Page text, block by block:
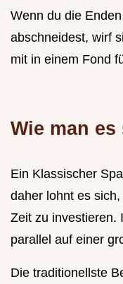
Wenn du die
abschneidest, wirf
mit in einem Fond
Wie man
Ein Klassischer
daher lohnt es
Zeit zu investieren.
parallel auf einer
Die traditionellste